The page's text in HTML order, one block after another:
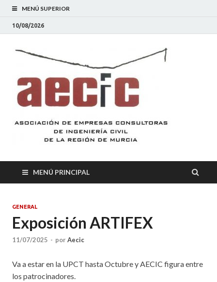
MENÚ SUPERIOR
10/08/2026
MENÚ PRINCIPAL
GENERAL
Exposición ARTIFEX
11/07/2025 - por Aecic
Va a estar en la UPCT hasta Octubre y AECIC figura entre
los patrocinadores.